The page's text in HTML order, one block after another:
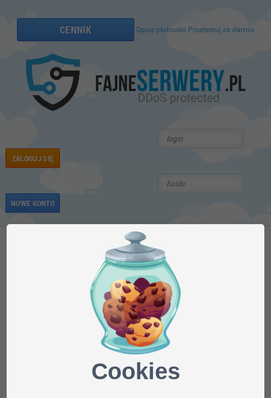
Cookies
CENNIK Opcje płatności Przetestuj za darmo
ZALOGUJ SIĘ
NOWE KONTO
Minecraft skin alexis555
dla wersji: 1.9, 1.8, 1.7, 1.6,